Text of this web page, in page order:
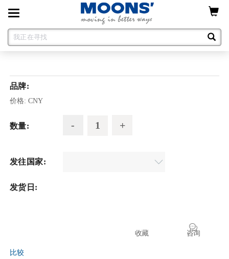
Toggle
navigation
品牌:
价格: CNY
数量:
发往国家:
发货日:
咨询
收藏
比较